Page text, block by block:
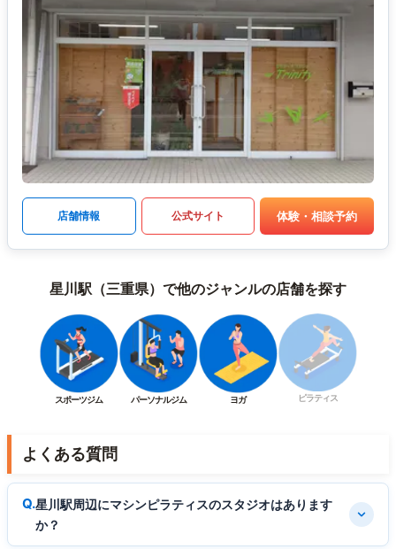
店舗情報 公式サイト 体験・相談予約
星川駅（三重県）で他のジャンルの店舗を探す
スポーツジム パーソナルジム ヨガ ピラティス
よくある質問
星川駅周辺にマシンピラティスのスタジオはあります
か？